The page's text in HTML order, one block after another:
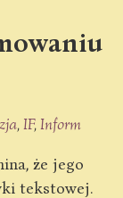
IF Inform
że jego
tekstowej.